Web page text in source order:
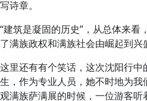
写诗章。
“建筑是凝固的历史”，从总体来看
了满族政权和满族社会由崛起到兴
这里还有有个笑话，这次沈阳行
生，作为专业人员，她不时地为
观满族萨满展的时候，一位游客听